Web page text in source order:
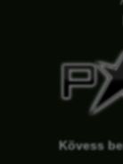
Kövess